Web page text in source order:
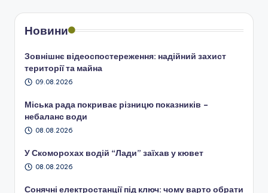
Новини
Зовнішнє відеоспостереження: надійний захист
території та майна
09.08.2026
Міська рада покриває різницю показників –
небаланс води
08.08.2026
У Скоморохах водій “Лади” заїхав у кювет
08.08.2026
Сонячні електростанції під ключ: чому варто обрати